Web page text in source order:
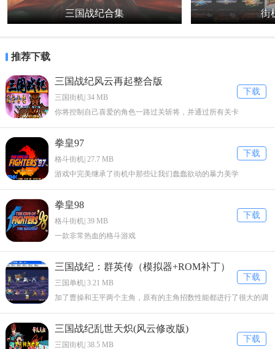
三国战纪合集 街
推荐下载
下载
三国战纪风云再起整合版
三国街机| 34 MB
你将控制自己喜爱的角色一路过关斩将，并通过所有关卡
下载
拳皇97
格斗街机| 27.7 MB
游戏中完美继承了街机中那些让我们蠢蠢欲动的暴力美学
下载
拳皇98
格斗街机| 39 MB
一款非常热血的格斗游戏
下载
三国战纪：群英传（模拟器+ROM补丁）
三国单机| 3.21 MB
加了曹操和王平两个主角，原有的主角招数性能都进行了很大的调
下载
三国战纪乱世天炽(风云修改版)
三国街机| 38.5 MB